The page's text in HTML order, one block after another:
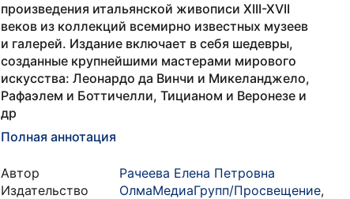
произведения итальянской живописи XIII-XVII
веков из коллекций всемирно известных музеев
и галерей. Издание включает в себя шедевры,
созданные крупнейшими мастерами мирового
искусства: Леонардо да Винчи и Микеланджело,
Рафаэлем и Боттичелли, Тицианом и Веронезе и
др
Полная аннотация
Автор
Рачеева Елена Петровна
Издательство
ОлмаМедиаГрупп/Просвещение,